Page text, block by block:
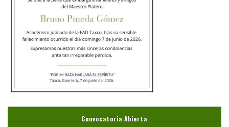
Convocatoria Abierta